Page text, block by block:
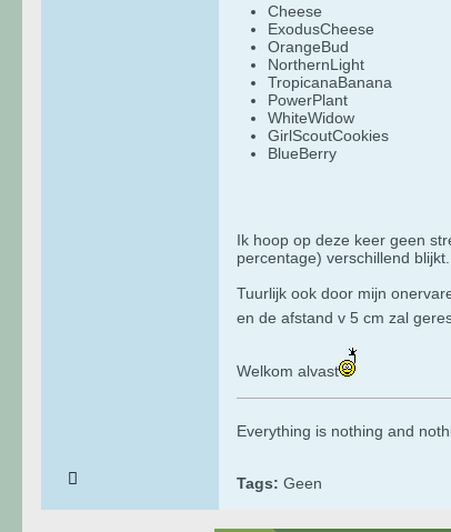
Cheese
ExodusCheese
OrangeBud
NorthernLight
TropicanaBanana
PowerPlant
WhiteWidow
GirlScoutCookies
BlueBerry
Ik hoop op deze keer geen
percentage) verschillend blijkt.
Tuurlijk ook door mijn
en de afstand v 5 cm zal
Welkom alvast
​​​​​​Everything is nothing and
Tags: Geen